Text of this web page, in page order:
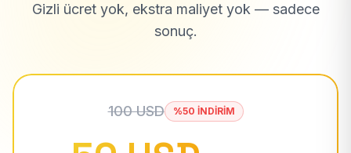
Gizli ücret yok, ekstra maliyet yok — sadece
sonuç.
100 USD %50 İNDİRİM